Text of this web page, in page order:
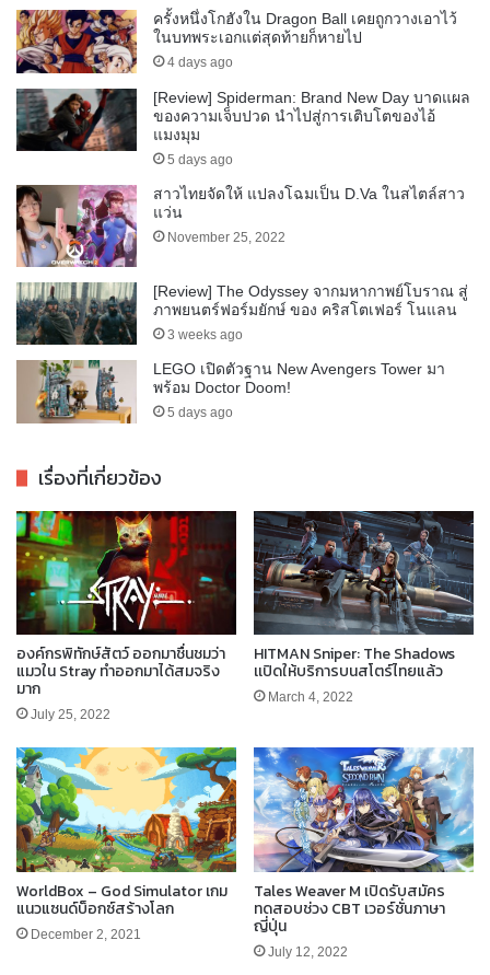
ครั้งหนึ่งโกฮังใน Dragon Ball เคยถูกวางเอาไว้
ในบทพระเอกแต่สุดท้ายก็หายไป
4 days ago
[Review] Spiderman: Brand New Day บาดแผล
ของความเจ็บปวด นำไปสู่การเติบโตของไอ้
แมงมุม
5 days ago
สาวไทยจัดให้ แปลงโฉมเป็น D.Va ในสไตล์สาว
แว่น
November 25, 2022
[Review] The Odyssey จากมหากาพย์โบราณ สู่
ภาพยนตร์ฟอร์มยักษ์ ของ คริสโตเฟอร์ โนแลน
3 weeks ago
LEGO เปิดตัวฐาน New Avengers Tower มา
พร้อม Doctor Doom!
5 days ago
เรื่องที่เกี่ยวข้อง
องค์กรพิทักษ์สัตว์ ออกมาชื่นชมว่า
แมวใน Stray ทำออกมาได้สมจริง
มาก
July 25, 2022
HITMAN Sniper: The Shadows
เเปิดให้บริการบนสโตร์ไทยแล้ว
March 4, 2022
WorldBox – God Simulator เกม
แนวแซนด์บ็อกซ์สร้างโลก
December 2, 2021
Tales Weaver M เปิดรับสมัคร
ทดสอบช่วง CBT เวอร์ชั่นภาษา
ญี่ปุ่น
July 12, 2022